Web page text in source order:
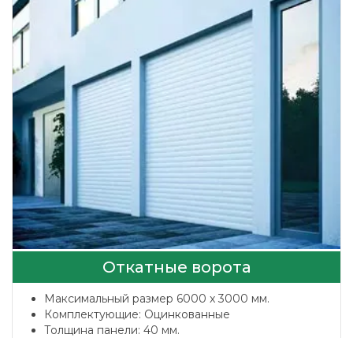
Откатные ворота
Максимальный размер 6000 x 3000 мм.
Комплектующие: Оцинкованные
Толщина панели: 40 мм.